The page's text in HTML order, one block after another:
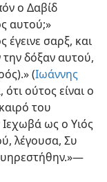
ο Δαβίδ
αυτού;»
έγεινε σαρξ, και
δόξαν αυτού,
(Ιωάννης
ούτος είναι ο
του
ως ο Υιός
λέγουσα, Συ